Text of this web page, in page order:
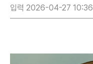
입력 2026-04-27 10:36